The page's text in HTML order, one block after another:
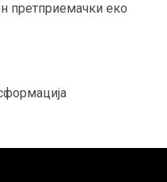
еко